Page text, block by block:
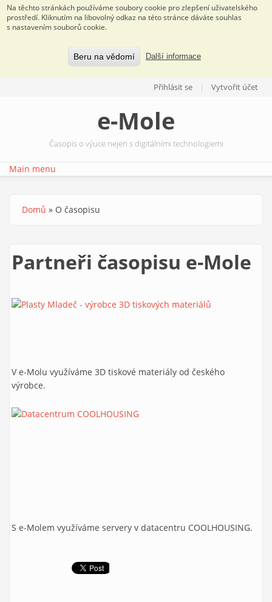
Na těchto stránkách používáme soubory cookie pro zlepšení uživatelského
prostředí. Kliknutím na libovolný odkaz na této stránce dáváte souhlas
s nastavením souborů cookie.
Beru na vědomí Další informace
Přihlásit se Vytvořit účet
e-Mole
Časopis o výuce nejen s digitálními technologiemi
Main menu
Jste zde
Domů » O časopisu
Partneři časopisu e-Mole
V e-Molu využíváme 3D tiskové materiály od českého
výrobce.
S e-Molem využíváme servery v datacentru COOLHOUSING.